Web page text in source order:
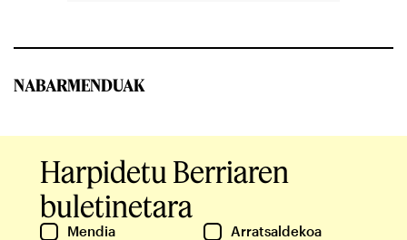
NABARMENDUAK
Harpidetu Berriaren
buletinetara
Mendia
Arratsaldekoa